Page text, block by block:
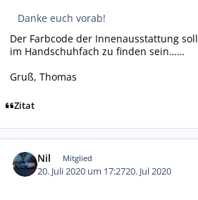
Danke euch vorab!
Der Farbcode der Innenausstattung
im Handschuhfach zu finden sein……
Gruß, Thomas
Zitat
Nil Mitglied
20. Juli 2020 um 17:2720. Jul 2020